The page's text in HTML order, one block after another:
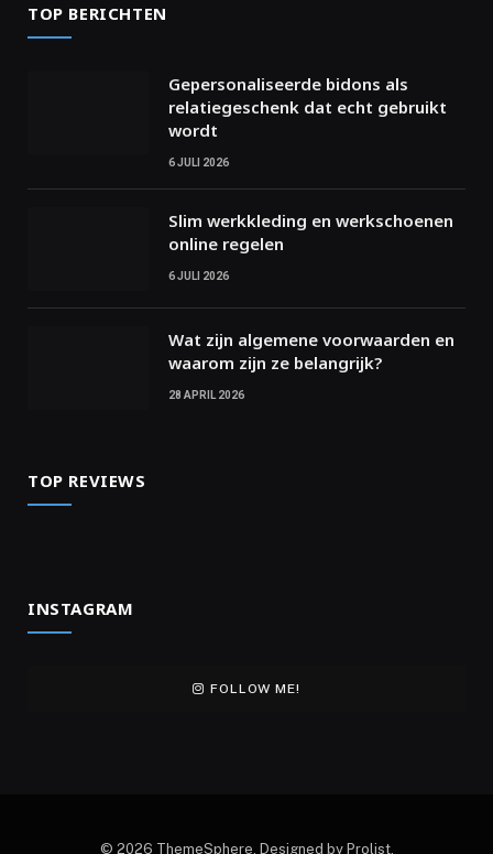
TOP BERICHTEN
Gepersonaliseerde bidons als
relatiegeschenk dat echt gebruikt
wordt
6 JULI 2026
Slim werkkleding en werkschoenen
online regelen
6 JULI 2026
Wat zijn algemene voorwaarden en
waarom zijn ze belangrijk?
28 APRIL 2026
TOP REVIEWS
INSTAGRAM
FOLLOW ME!
© 2026 ThemeSphere. Designed by Prolist.